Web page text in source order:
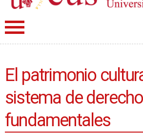
El patrimonio
sistema de
fundamentales